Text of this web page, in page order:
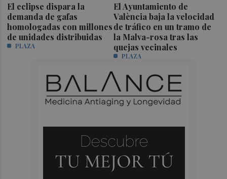
El eclipse dispara la
demanda de gafas
homologadas con millones
de unidades distribuidas
PLAZA
El Ayuntamiento de
València baja la velocidad
de tráfico en un tramo de
la Malva-rosa tras las
quejas vecinales
PLAZA